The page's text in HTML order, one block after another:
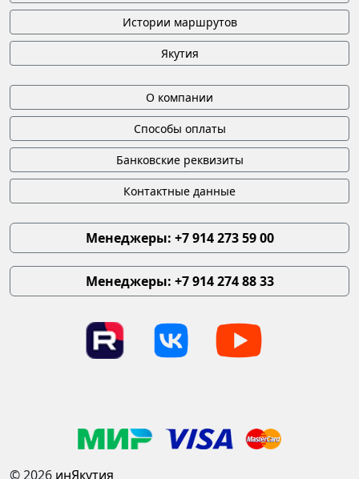
Истории маршрутов
Якутия
О компании
Способы оплаты
Банковские реквизиты
Контактные данные
Менеджеры: +7 914 273 59 00
Менеджеры: +7 914 274 88 33
© 2026 инЯкутия